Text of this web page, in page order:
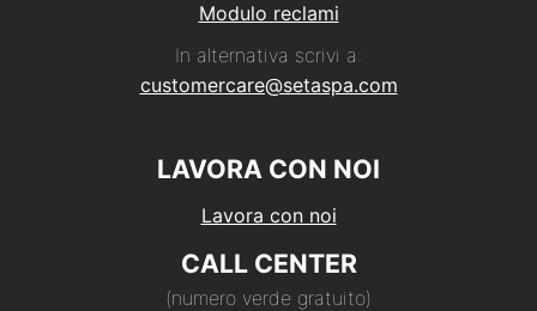
Modulo reclami
In alternativa scrivi a:
customercare@setaspa.com
LAVORA CON NOI
Lavora con noi
CALL CENTER
(numero verde gratuito)